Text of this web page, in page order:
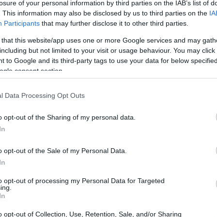
of your personal information by third parties on the IAB’s list of
This information may also be disclosed by us to third parties on the
Participants that may further disclose it to other third parties.
that this website/app uses one or more Google services and may
but not limited to your visit or usage behaviour. You may
to Google and its third-party tags to use your data for below
consent section.
Data Processing Opt Outs
opt-out of the Sharing of my personal data.
opt-out of the Sale of my Personal Data.
opt-out of processing my Personal Data for Targeted
opt-out of Collection, Use, Retention, Sale, and/or Sharing
visto Jannik Sinner trionfare su Novak
pubblico senza parole. L’italiano, già
di avere la stoffa del campione,
che, nonostante non fosse al top della
La vittoria di Sinner non è stata solo
un cambio di paradigma nel
che ha dominato il tennis mondiale per